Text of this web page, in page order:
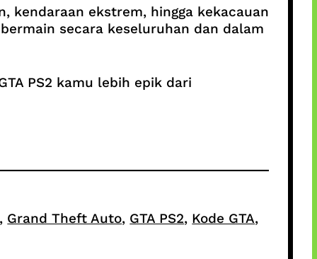
kendaraan ekstrem, hingga kekacauan
secara keseluruhan dan dalam
PS2 kamu lebih epik dari
, Grand Theft Auto, GTA PS2, Kode GTA